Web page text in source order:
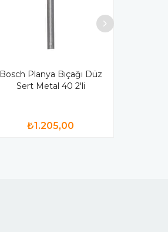
Bosch Planya Bıçağı Düz
Sert Metal 40 2'li
₺1.205,00